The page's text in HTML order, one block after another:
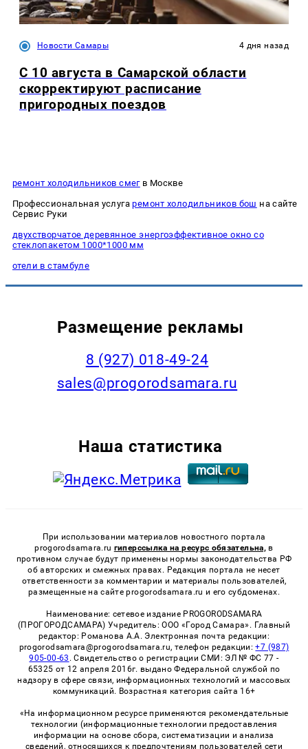
Новости Самары 4 дня назад
С 10 августа в Самарской области
скорректируют расписание
пригородных поездов
ремонт холодильников смегв Москве
Профессиональная услугаремонт холодильников бош на сайте
Сервис Руки
двухстворчатое деревянное энергоэффективное окно со
стеклопакетом 1000*1000 мм
отели в стамбуле
Размещение рекламы
8 (927) 018-49-24
sales@progorodsamara.ru
Наша статистика
При использовании материалов новостного портала
progorodsamara.ru гиперссылка на ресурс обязательна, в
противном случае будут применены нормы законодательства РФ
об авторских и смежных правах. Редакция портала не несет
ответственности за комментарии и материалы пользователей,
размещенные на сайте progorodsamara.ru и его субдоменах.
Наименование: сетевое издание PROGORODSAMARA
(ПРОГОРОДСАМАРА) Учредитель: ООО «Город Самара». Главный
редактор: Романова А.А. Электронная почта редакции:
progorodsamara@progorodsamara.ru, телефон редакции:+7 (987)
905-00-63 . Свидетельство о регистрации СМИ: ЭЛ № ФС 77 -
65325 от 12 апреля 2016г. выдано Федеральной службой по
надзору в сфере связи, информационных технологий и массовых
коммуникаций. Возрастная категория сайта 16+
«На информационном ресурсе применяются рекомендательные
технологии (информационные технологии предоставления
информации на основе сбора, систематизации и анализа
сведений, относящихся к предпочтениям пользователей сети